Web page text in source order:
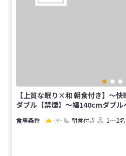
【上質な眠り×和 朝食付き】～
ダブル【禁煙】～幅140cmダブ
朝食付き 1～2名